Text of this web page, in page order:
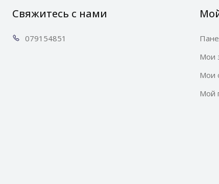
Свяжитесь с нами
0791 54851
Мои
Мои
Мой